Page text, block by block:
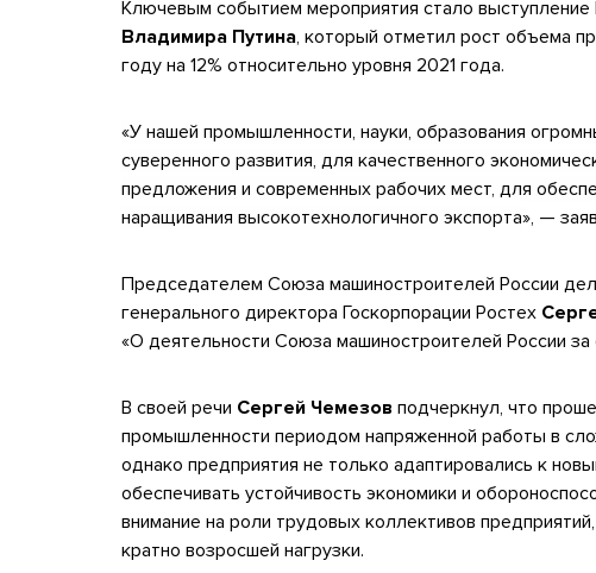
Ключевым событием мероприятия стало
Владимира Путина, который отметил рост объема
году на 12% относительно уровня 2021 года.
«У нашей промышленности, науки, образования
суверенного развития, для качественного
предложения и современных рабочих мест, для
наращивания высокотехнологичного экспорта», —
Председателем Союза машиностроителей России
генерального директора Госкорпорации Ростех
«О деятельности Союза машиностроителей России за
В своей речи Сергей Чемезов подчеркнул, что
промышленности периодом напряженной работы в
однако предприятия не только адаптировались к
обеспечивать устойчивость экономики и
внимание на роли трудовых коллективов
кратно возросшей нагрузки.